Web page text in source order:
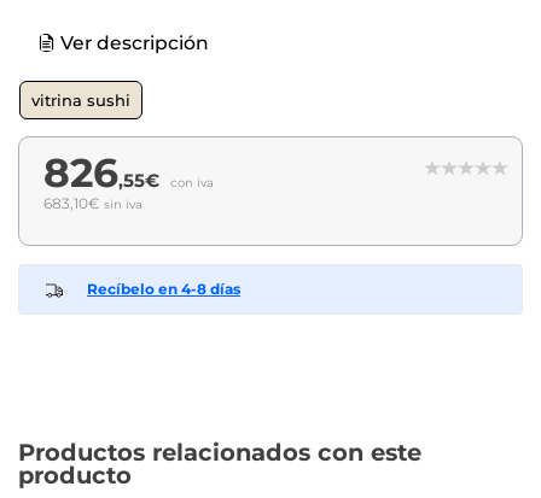
Ver descripción
vitrina sushi
826,55€ con iva
683,10€ sin iva
Recíbelo en 4-8 días
Productos relacionados con este
producto